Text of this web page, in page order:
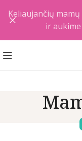
Keliaujančių
ir